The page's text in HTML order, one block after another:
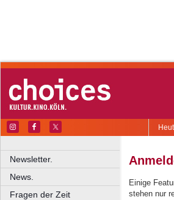
Newsletter.
News.
Fragen der Zeit
Einige
stehen nur